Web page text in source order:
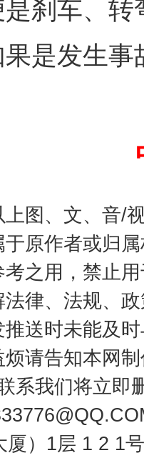
刹车、
是发生
上图、文、音/
原作者或归
之用，禁止
律、法规、
送时未能及
请告知本网
系我们将立即
厦）1层 1 2 1
魏明亮